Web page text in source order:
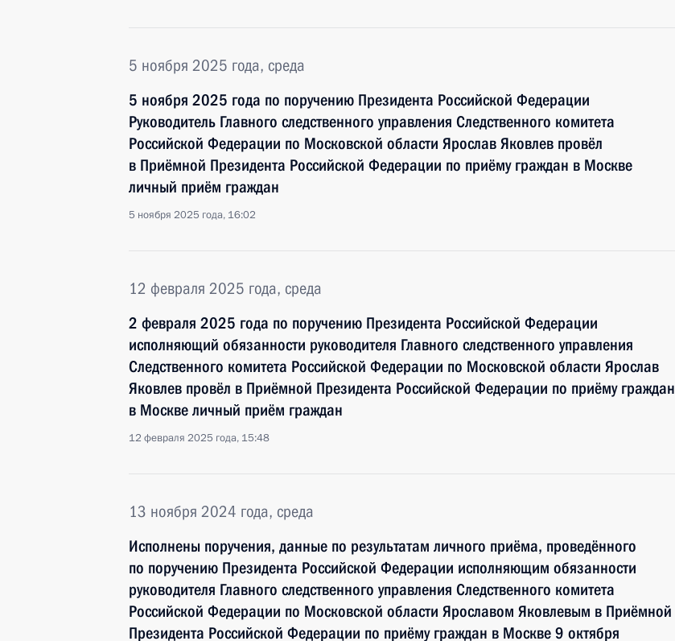
5 ноября 2025 года, среда
5 ноября 2025 года по поручению Президента Российской Федерации
Руководитель Главного следственного управления Следственного комитета
Российской Федерации по Московской области Ярослав Яковлев провёл
в Приёмной Президента Российской Федерации по приёму граждан в Москве
личный приём граждан
5 ноября 2025 года, 16:02
12 февраля 2025 года, среда
2 февраля 2025 года по поручению Президента Российской Федерации
исполняющий обязанности руководителя Главного следственного управления
Следственного комитета Российской Федерации по Московской области Ярослав
Яковлев провёл в Приёмной Президента Российской Федерации по приёму граждан
в Москве личный приём граждан
12 февраля 2025 года, 15:48
13 ноября 2024 года, среда
Исполнены поручения, данные по результатам личного приёма, проведённого
по поручению Президента Российской Федерации исполняющим обязанности
руководителя Главного следственного управления Следственного комитета
Российской Федерации по Московской области Ярославом Яковлевым в Приёмной
Президента Российской Федерации по приёму граждан в Москве 9 октября